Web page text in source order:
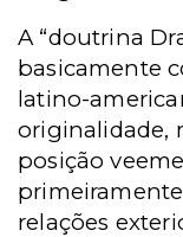
A “doutrina
basicamente
latino-
originalidade,
posição
relações